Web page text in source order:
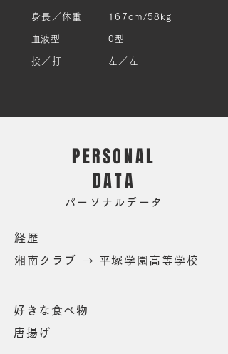
身長／体重
​血液型
投／打
167cm/58kg
0型
左／左
PERSONAL
DATA
パーソナルデータ
経歴
湘南クラブ → 平塚学園高等学校
好きな食べ物
唐揚げ